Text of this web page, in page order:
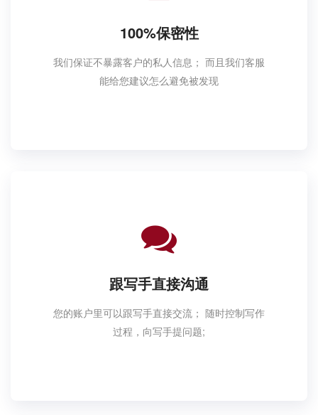
100%保密性
我们保证不暴露客户的私人信息； 而且我们客服
能给您建议怎么避免被发现
跟写手直接沟通
您的账户里可以跟写手直接交流； 随时控制写作
过程，向写手提问题;